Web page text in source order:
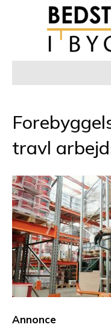
travl
Annonce